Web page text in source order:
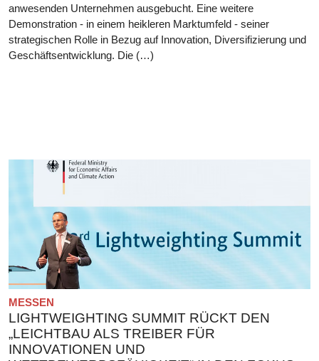
anwesenden Unternehmen ausgebucht. Eine weitere
Demonstration - in einem heikleren Marktumfeld - seiner
strategischen Rolle in Bezug auf Innovation, Diversifizierung und
Geschäftsentwicklung. Die (…)
MESSEN
LIGHTWEIGHTING SUMMIT RÜCKT DEN
„LEICHTBAU ALS TREIBER FÜR
INNOVATIONEN UND